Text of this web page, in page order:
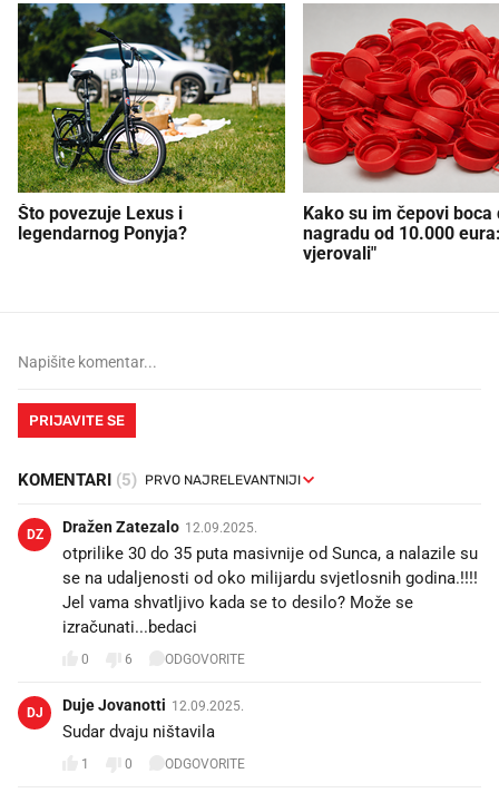
Što povezuje Lexus i
legendarnog Ponyja?
Kako su im čepovi boca
nagradu od 10.000
vjerovali"
PRIJAVITE SE
KOMENTARI (5)
DZ Dražen Zatezalo 12.09.2025.
otprilike 30 do 35 puta masivnije od Sunca, a nalazile su
se na udaljenosti od oko milijardu svjetlosnih godina.!!!!
Jel vama shvatljivo kada se to desilo? Može se
izračunati...bedaci
0 6 ODGOVORITE
DJ Duje Jovanotti 12.09.2025.
Sudar dvaju ništavila
1 0 ODGOVORITE